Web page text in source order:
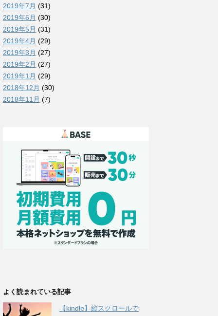
2019年7月 (31)
2019年6月 (30)
2019年5月 (31)
2019年4月 (29)
2019年3月 (27)
2019年2月 (27)
2019年1月 (29)
2018年12月 (30)
2018年11月 (7)
よく読まれている記事
【kindle】縦スクロールで